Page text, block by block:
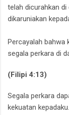
telah dicurahkan
dikaruniakan
Percayalah bahwa
segala perkara di
(Filipi 4:13)
Segala perkara
kekuatan kepadaku.